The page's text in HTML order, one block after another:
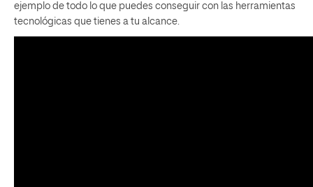
ejemplo de todo lo que puedes conseguir con las herramientas
tecnológicas que tienes a tu alcance.